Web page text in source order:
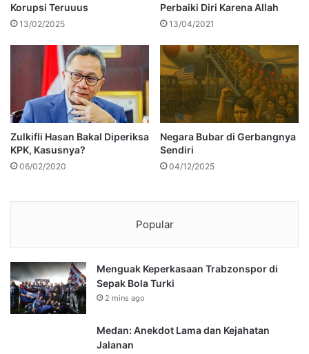
Korupsi Teruuus
13/02/2025
Perbaiki Diri Karena Allah
13/04/2021
Zulkifli Hasan Bakal Diperiksa
KPK, Kasusnya?
06/02/2020
Negara Bubar di Gerbangnya
Sendiri
04/12/2025
Popular
Menguak Keperkasaan Trabzonspor di
Sepak Bola Turki
2 mins ago
Medan: Anekdot Lama dan Kejahatan
Jalanan